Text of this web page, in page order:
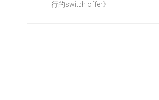
行的switch offer》